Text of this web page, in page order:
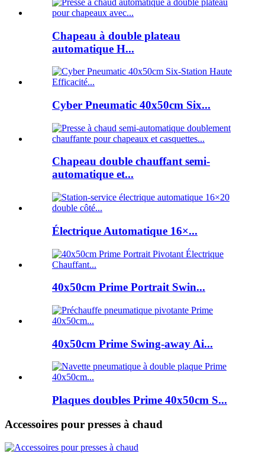
Chapeau à double plateau
automatique H...
Cyber ​​Pneumatic 40x50cm Six...
Chapeau double chauffant semi-
automatique et...
Électrique Automatique 16×...
40x50cm Prime Portrait Swin...
40x50cm Prime Swing-away Ai...
Plaques doubles Prime 40x50cm S...
Accessoires pour presses à chaud